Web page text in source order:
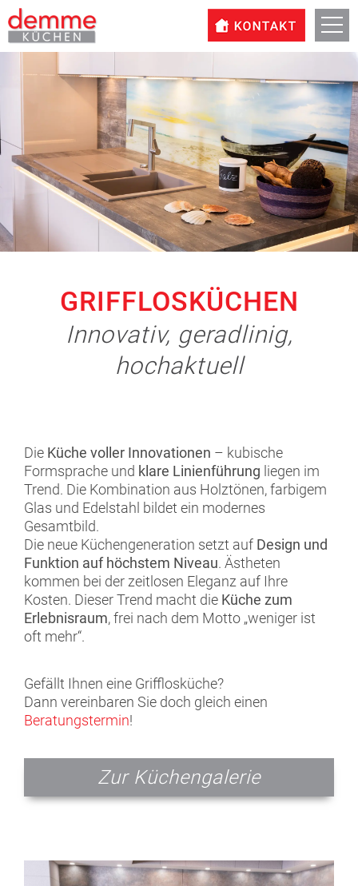
GRIFFLOSKÜCHEN
Innovativ, geradlinig,
hochaktuell
Die Küche voller Innovationen – kubische
Formsprache und klare Linienführung liegen im
Trend. Die Kombination aus Holztönen, farbigem
Glas und Edelstahl bildet ein modernes
Gesamtbild.
Die neue Küchengeneration setzt auf Design und
Funktion auf höchstem Niveau. Ästheten
kommen bei der zeitlosen Eleganz auf Ihre
Kosten. Dieser Trend macht die Küche zum
Erlebnisraum, frei nach dem Motto „weniger ist
oft mehr“.
Gefällt Ihnen eine Grifflosküche?
Dann vereinbaren Sie doch gleich einen
Beratungstermin!
Zur Küchengalerie